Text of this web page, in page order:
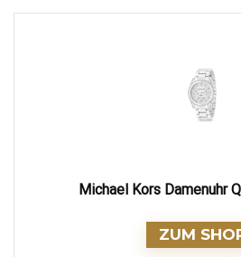
Michael Kors Damenuhr
ZUM